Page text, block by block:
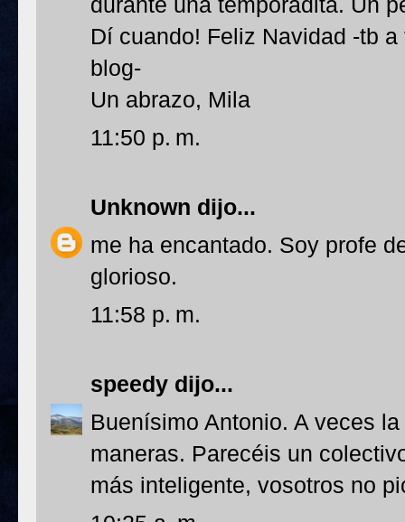
Dí cuando! Feliz Navidad -tb
blog-
Un abrazo, Mila
11:50 p. m.
Unknown dijo...
me ha encantado. Soy profe
glorioso.
11:58 p. m.
speedy dijo...
Buenísimo Antonio. A veces
maneras. Parecéis un
más inteligente, vosotros no